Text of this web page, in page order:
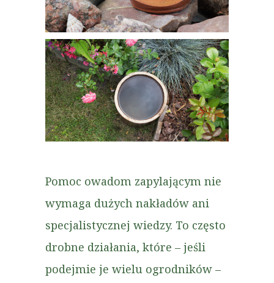
Pomoc owadom zapylającym nie
wymaga dużych nakładów ani
specjalistycznej wiedzy. To często
drobne działania, które – jeśli
podejmie je wielu ogrodników –